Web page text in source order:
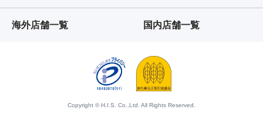
海外店舗一覧 国内店舗一覧
Copyright © H.I.S. Co.,Ltd. All Rights Reserved.